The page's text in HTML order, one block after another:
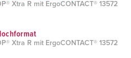
Xtra R mit ErgoCONTACT® 13572
Xtra R mit ErgoCONTACT® 13572